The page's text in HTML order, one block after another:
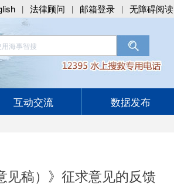
| 法律顾问 | 邮箱登录 | 无障碍阅读
互动交流 数据发布
见稿）》征求意见的反馈